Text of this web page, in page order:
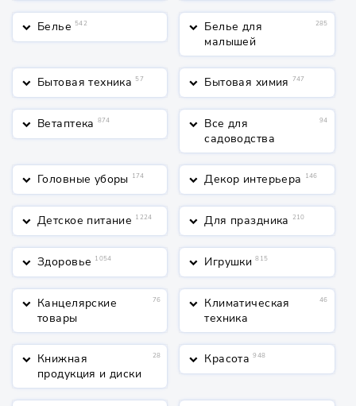
keyboard_arrow_down Белье 542 keyboard_arrow_down Белье для
малышей
285
keyboard_arrow_down Бытовая техника 57 keyboard_arrow_down Бытовая химия 747
keyboard_arrow_down Ветаптека 874 keyboard_arrow_down Все для
садоводства
94
keyboard_arrow_down Головные уборы 174 keyboard_arrow_down Декор интерьера 146
keyboard_arrow_down Детское питание 1224 keyboard_arrow_down Для праздника 210
keyboard_arrow_down Здоровье 1054 keyboard_arrow_down Игрушки 815
keyboard_arrow_down Канцелярские
товары
76 keyboard_arrow_down Климатическая
техника
46
keyboard_arrow_down Книжная
продукция и диски
28 keyboard_arrow_down Красота 948